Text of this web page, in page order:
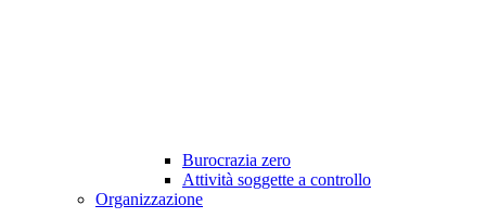
Burocrazia zero
Attività soggette a controllo
Organizzazione